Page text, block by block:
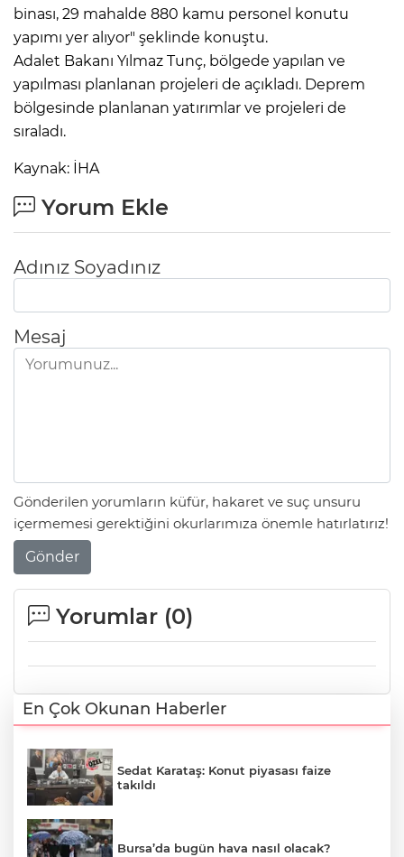
binası, 29 mahalde 880 kamu personel konutu
yapımı yer alıyor" şeklinde konuştu.
Adalet Bakanı Yılmaz Tunç, bölgede yapılan ve
yapılması planlanan projeleri de açıkladı. Deprem
bölgesinde planlanan yatırımlar ve projeleri de
sıraladı.
Kaynak: İHA
Yorum Ekle
Adınız Soyadınız
Mesaj
Gönderilen yorumların küfür, hakaret ve suç unsuru
içermemesi gerektiğini okurlarımıza önemle hatırlatırız!
Gönder
Yorumlar (0)
En Çok Okunan Haberler
Sedat Karataş: Konut piyasası faize
takıldı
Bursa’da bugün hava nasıl olacak?